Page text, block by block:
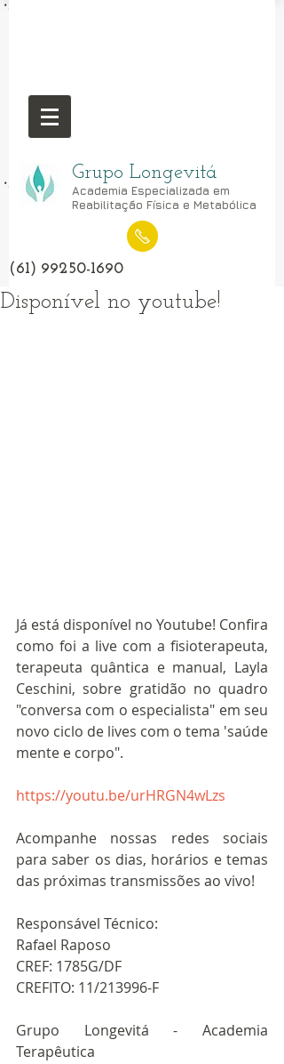
Grupo Longevitá
Academia Especializada em
Reabilitação Física e Metabólica
(61) 99250-1690
Disponível no youtube!
Já está disponível no Youtube! Confira
como foi a live com a fisioterapeuta,
terapeuta quântica e manual, Layla
Ceschini, sobre gratidão no quadro
"conversa com o especialista" em seu
novo ciclo de lives com o tema 'saúde
mente e corpo".
https://youtu.be/urHRGN4wLzs
Acompanhe nossas redes sociais
para saber os dias, horários e temas
das próximas transmissões ao vivo!
Responsável Técnico:
Rafael Raposo
CREF: 1785G/DF
CREFITO: 11/213996-F
Grupo Longevitá - Academia
Terapêutica